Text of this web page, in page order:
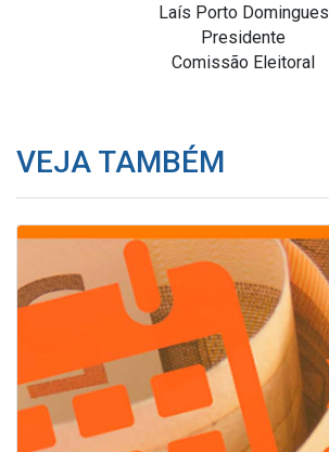
Laís Porto Domingues
Presidente
Comissão Eleitoral
VEJA TAMBÉM